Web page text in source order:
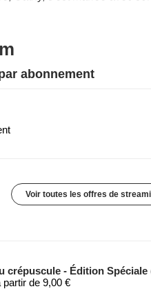
abonnement
Voir toutes les offres de
crépuscule - Édition Spéciale
partir de 9,00 €